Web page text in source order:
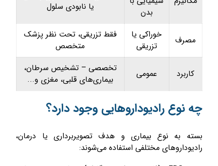
بدن
یا نابودی سلول
مصرف
خوراکی یا
تزریقی
فقط تزریقی، تحت نظر پزشک
متخصص
کاربرد عمومی
تخصصی – تشخیص سرطان،
بیماری‌های قلبی، مغزی و...
چه نوع رادیوداروهایی وجود دارد؟
بسته به نوع بیماری و هدف تصویربرداری یا درمان،
رادیوداروهای مختلفی استفاده می‌شوند: